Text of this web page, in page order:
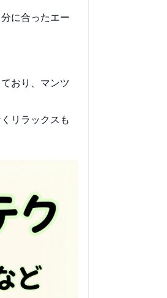
に合ったエー
おり、マンツ
リラックスも